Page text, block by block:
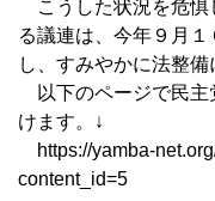
こうした状況を危惧
る議連は、今年９月
し、すみやかに法整備
以下のページで民主
けます。↓
https://yamba-
content_id=5